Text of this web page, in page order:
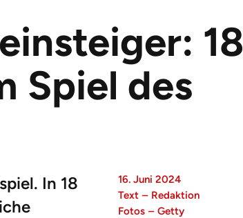
18
Spiel des
In 18
16. Juni 2024
Text – Redaktion
Fotos – Getty